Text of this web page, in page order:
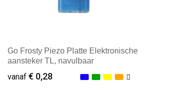
Go Frosty Piezo Platte Elektronische
aansteker TL, navulbaar
vanaf € 0,28